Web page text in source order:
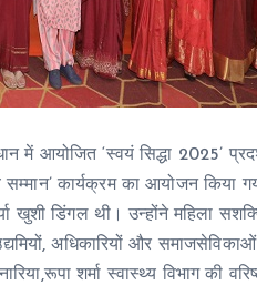
में आयोजित ‘स्वयं सिद्धा 2025’
कार्यक्रम का आयोजन किया
डिंगल थी। उन्होंने महिला
अधिकारियों और
शर्मा स्वास्थ्य विभाग की